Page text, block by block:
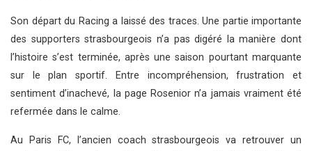
Son départ du Racing a laissé des traces. Une partie importante
des supporters strasbourgeois n’a pas digéré la manière dont
l’histoire s’est terminée, après une saison pourtant marquante
sur le plan sportif. Entre incompréhension, frustration et
sentiment d’inachevé, la page Rosenior n’a jamais vraiment été
refermée dans le calme.
Au Paris FC, l’ancien coach strasbourgeois va retrouver un